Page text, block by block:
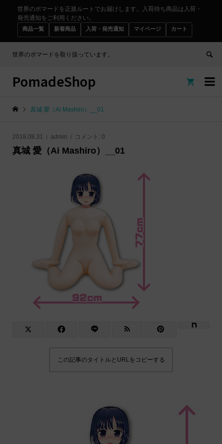
世界のポマードを正規ルートでお届けします。入荷待ち商品は入荷・
発売通知をご利用ください。
商品一覧 新着商品 入荷・発売通知 マイページ カート
世界のポマードを取り扱っています。

PomadeShop 
真城 愛（Ai Mashiro）__01
2018.08.31 admin コメント: 0
真城 愛（Ai Mashiro）__01
この記事のタイトルとURLをコピーする